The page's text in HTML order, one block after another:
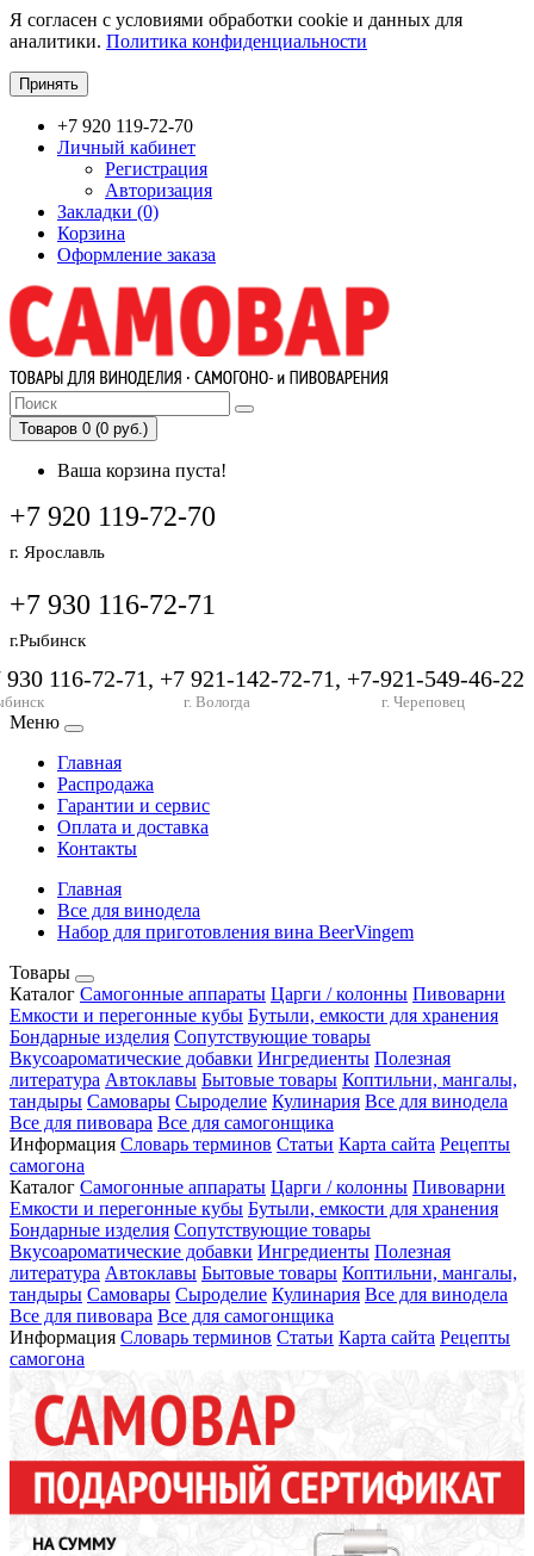
Я согласен с условиями обработки cookie и данных для
аналитики. Политика конфиденциальности
Принять
+7 920 119-72-70
Личный кабинет
Регистрация
Авторизация
Закладки (0)
Корзина
Оформление заказа
Товаров 0 (0 руб.)
Ваша корзина пуста!
+7 920 119-72-70
г. Ярославль
+7 930 116-72-71
г.Рыбинск
116-72-71, +7 921-142-72-71, +7-921-549-46-22
г. Вологда г. Череповец
Меню
Главная
Распродажа
Гарантии и сервис
Оплата и доставка
Контакты
Главная
Все для винодела
Набор для приготовления вина BeerVingem
Товары
Каталог Самогонные аппараты Царги / колонны Пивоварни
Емкости и перегонные кубы Бутыли, емкости для хранения
Бондарные изделия Сопутствующие товары
Вкусоароматические добавки Ингредиенты Полезная
литература Автоклавы Бытовые товары Коптильни, мангалы,
тандыры Самовары Сыроделие Кулинария Все для винодела
Все для пивовара Все для самогонщика
Информация Словарь терминов Статьи Карта сайта Рецепты
самогона
Каталог Самогонные аппараты Царги / колонны Пивоварни
Емкости и перегонные кубы Бутыли, емкости для хранения
Бондарные изделия Сопутствующие товары
Вкусоароматические добавки Ингредиенты Полезная
литература Автоклавы Бытовые товары Коптильни, мангалы,
тандыры Самовары Сыроделие Кулинария Все для винодела
Все для пивовара Все для самогонщика
Информация Словарь терминов Статьи Карта сайта Рецепты
самогона